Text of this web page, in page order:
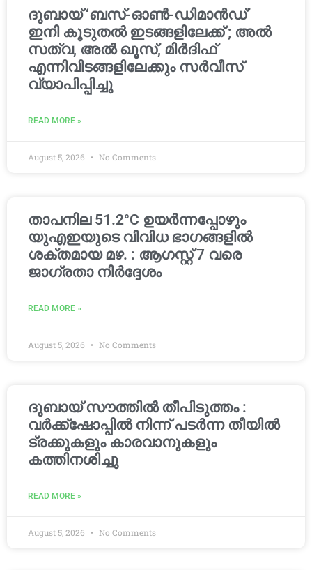
ദുബായ് ‘ബസ്-ഓൺ-ഡിമാൻഡ്’
ഇനി കൂടുതൽ ഇടങ്ങളിലേക്ക് ; അൽ
സത്വ, അൽ ഖൂസ്, മിർദിഫ്
എന്നിവിടങ്ങളിലേക്കും സർവീസ്
വ്യാപിപ്പിച്ചു
READ MORE »
August 5, 2026 No Comments
താപനില 51.2°C ഉയർന്നപ്പോഴും
യുഎഇയുടെ വിവിധ ഭാഗങ്ങളിൽ
ശക്തമായ മഴ. : ആഗസ്റ്റ് 7 വരെ
ജാഗ്രതാ നിർദ്ദേശം
READ MORE »
August 5, 2026 No Comments
ദുബായ് സൗത്തിൽ തീപിടുത്തം :
വർക്ക്‌ഷോപ്പിൽ നിന്ന് പടർന്ന തീയിൽ
ട്രക്കുകളും കാരവാനുകളും
കത്തിനശിച്ചു
READ MORE »
August 5, 2026 No Comments